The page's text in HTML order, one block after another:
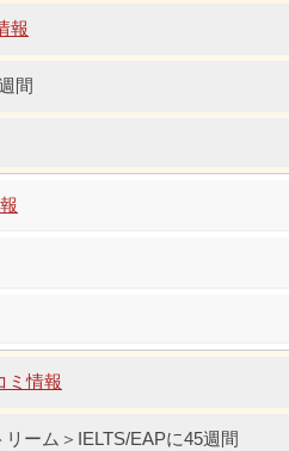
報
間
ミ情報
ーム＞IELTS/EAPに45週間